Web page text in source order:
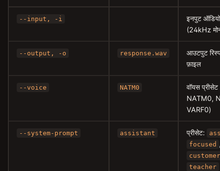
--input, -i
इनपुट
(24kHz
--output, -o response.wav
आउटपुट
फ़ाइल
--voice NATM0
वॉयस
NATM0,
VARF0)
--system-prompt assistant प्रीसेट:
focused
teacher